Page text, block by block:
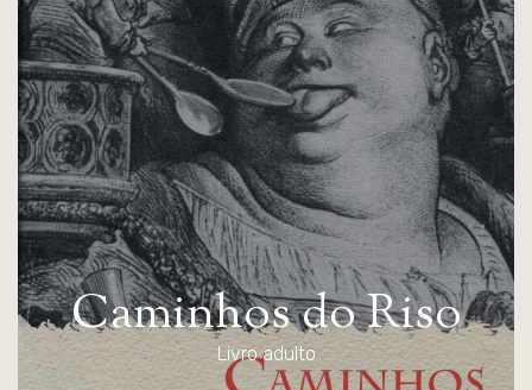
CaminhosdoRiso
Livro adulto